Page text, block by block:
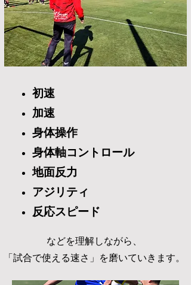
初速
加速
身体操作
身体軸コントロール
地面反力
アジリティ
反応スピード
などを理解しながら、
「試合で使える速さ」を磨いていきます。